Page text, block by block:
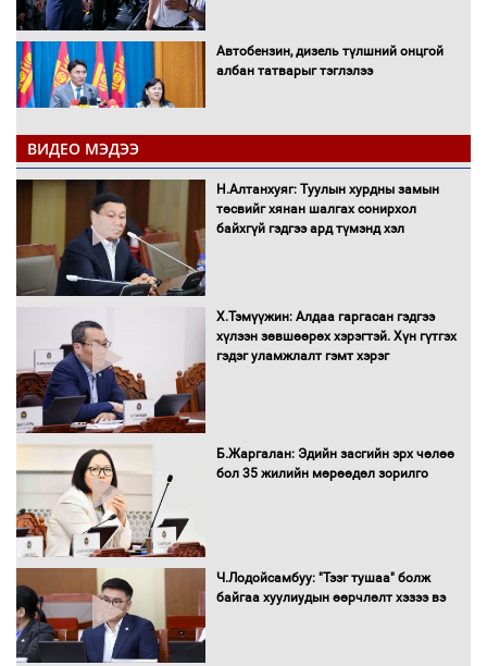
Автобензин, дизель түлшний онцгой
албан татварыг тэглэлээ
Санхүүгийн хэмнэлтийн горимд эрүүл
мэндийн салбар хамаарахгүй
Нөөцийн махны худалдаа,
борлуулалтыг нээлттэй ил тод
болгоно
төлөвлөгөө”-гөө танилцуулна
худалдан авах журмыг баталлаа
ВИДЕО МЭДЭЭ
Н.Алтанхуяг: Туулын хурдны замын
төсвийг хянан шалгах сонирхол
байхгүй гэдгээ ард түмэнд хэл
Х.Тэмүүжин: Алдаа гаргасан гэдгээ
хүлээн зөвшөөрөх хэрэгтэй. Хүн гүтгэх
гэдэг уламжлалт гэмт хэрэг
Б.Жаргалан: Эдийн засгийн эрх чөлөө
бол 35 жилийн мөрөөдөл зорилго
Ч.Лодойсамбуу: "Тээг тушаа" болж
байгаа хуулиудын өөрчлөлт хэзээ вэ